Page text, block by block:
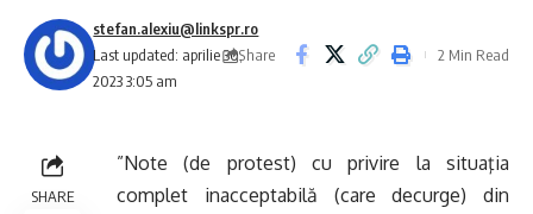
Last updated: aprilie 30,
2023 3:05 am
stefan.alexiu@linkspr.ro
Share
2 Min Read
SHARE
”Note (de protest) cu privire la situaţia
complet inacceptabilă (care decurge) din